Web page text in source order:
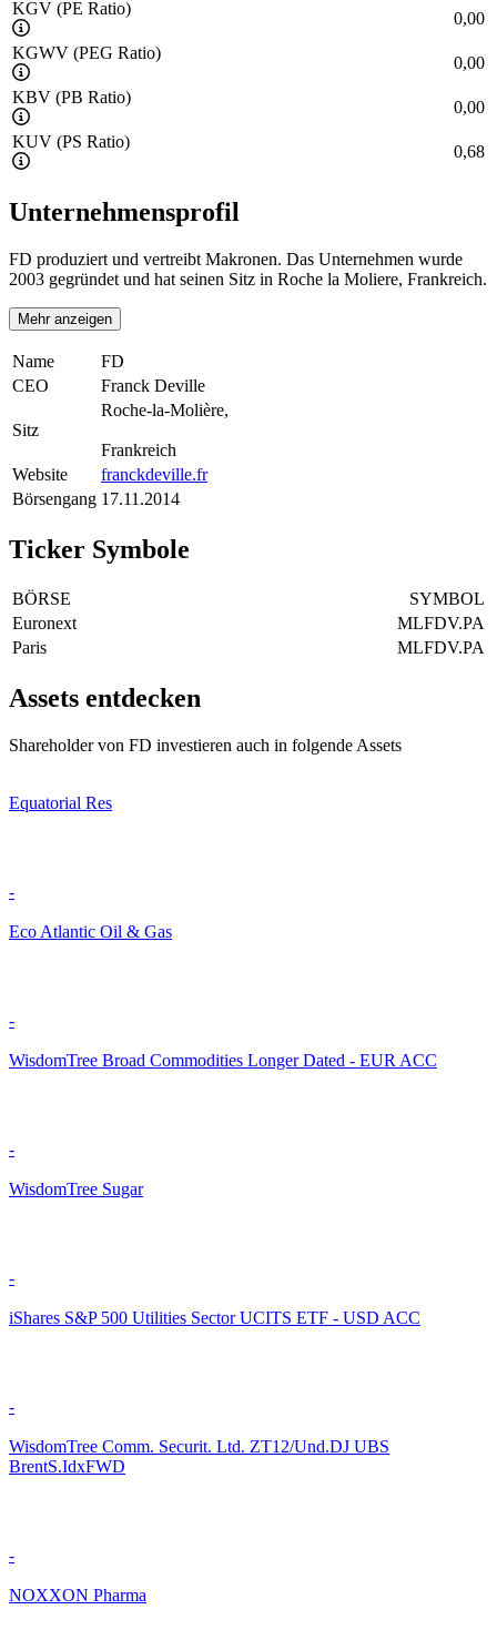
KGV (PE Ratio)
0,00
KGWV (PEG Ratio)
0,00
KBV (PB Ratio)
0,00
KUV (PS Ratio)
0,68
Unternehmensprofil
FD produziert und vertreibt Makronen. Das Unternehmen wurde
2003 gegründet und hat seinen Sitz in Roche la Moliere, Frankreich.
Mehr anzeigen
Name
FD
CEO
Franck Deville
Sitz
Roche-la-Molière,
Frankreich
Website
franckdeville.fr
Börsengang 17.11.2014
Ticker Symbole
BÖRSE
SYMBOL
Euronext
MLFDV.PA
Paris
MLFDV.PA
Assets entdecken
Shareholder von FD investieren auch in folgende Assets
Equatorial Res
-
Eco Atlantic Oil & Gas
-
WisdomTree Broad Commodities Longer Dated - EUR ACC
-
WisdomTree Sugar
-
iShares S&P 500 Utilities Sector UCITS ETF - USD ACC
-
WisdomTree Comm. Securit. Ltd. ZT12/Und.DJ UBS
BrentS.IdxFWD
-
NOXXON Pharma